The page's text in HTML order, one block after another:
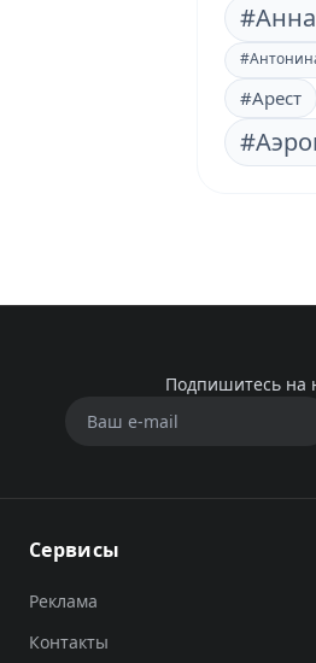
#Арест
Подпишитесь на
Сервисы
Реклама
Контакты